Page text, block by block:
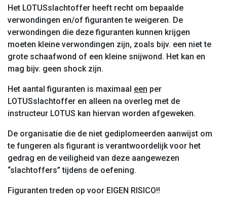
Het LOTUSslachtoffer heeft recht om bepaalde
verwondingen en/of figuranten te weigeren. De
verwondingen die deze figuranten kunnen krijgen
moeten kleine verwondingen zijn, zoals bijv. een niet te
grote schaafwond of een kleine snijwond. Het kan en
mag bijv. geen shock zijn.
Het aantal figuranten is maximaal een per
LOTUSslachtoffer en alleen na overleg met de
instructeur LOTUS kan hiervan worden afgeweken.
De organisatie die de niet gediplomeerden aanwijst om
te fungeren als figurant is verantwoordelijk voor het
gedrag en de veiligheid van deze aangewezen
“slachtoffers” tijdens de oefening.
Figuranten treden op voor EIGEN RISICO!!